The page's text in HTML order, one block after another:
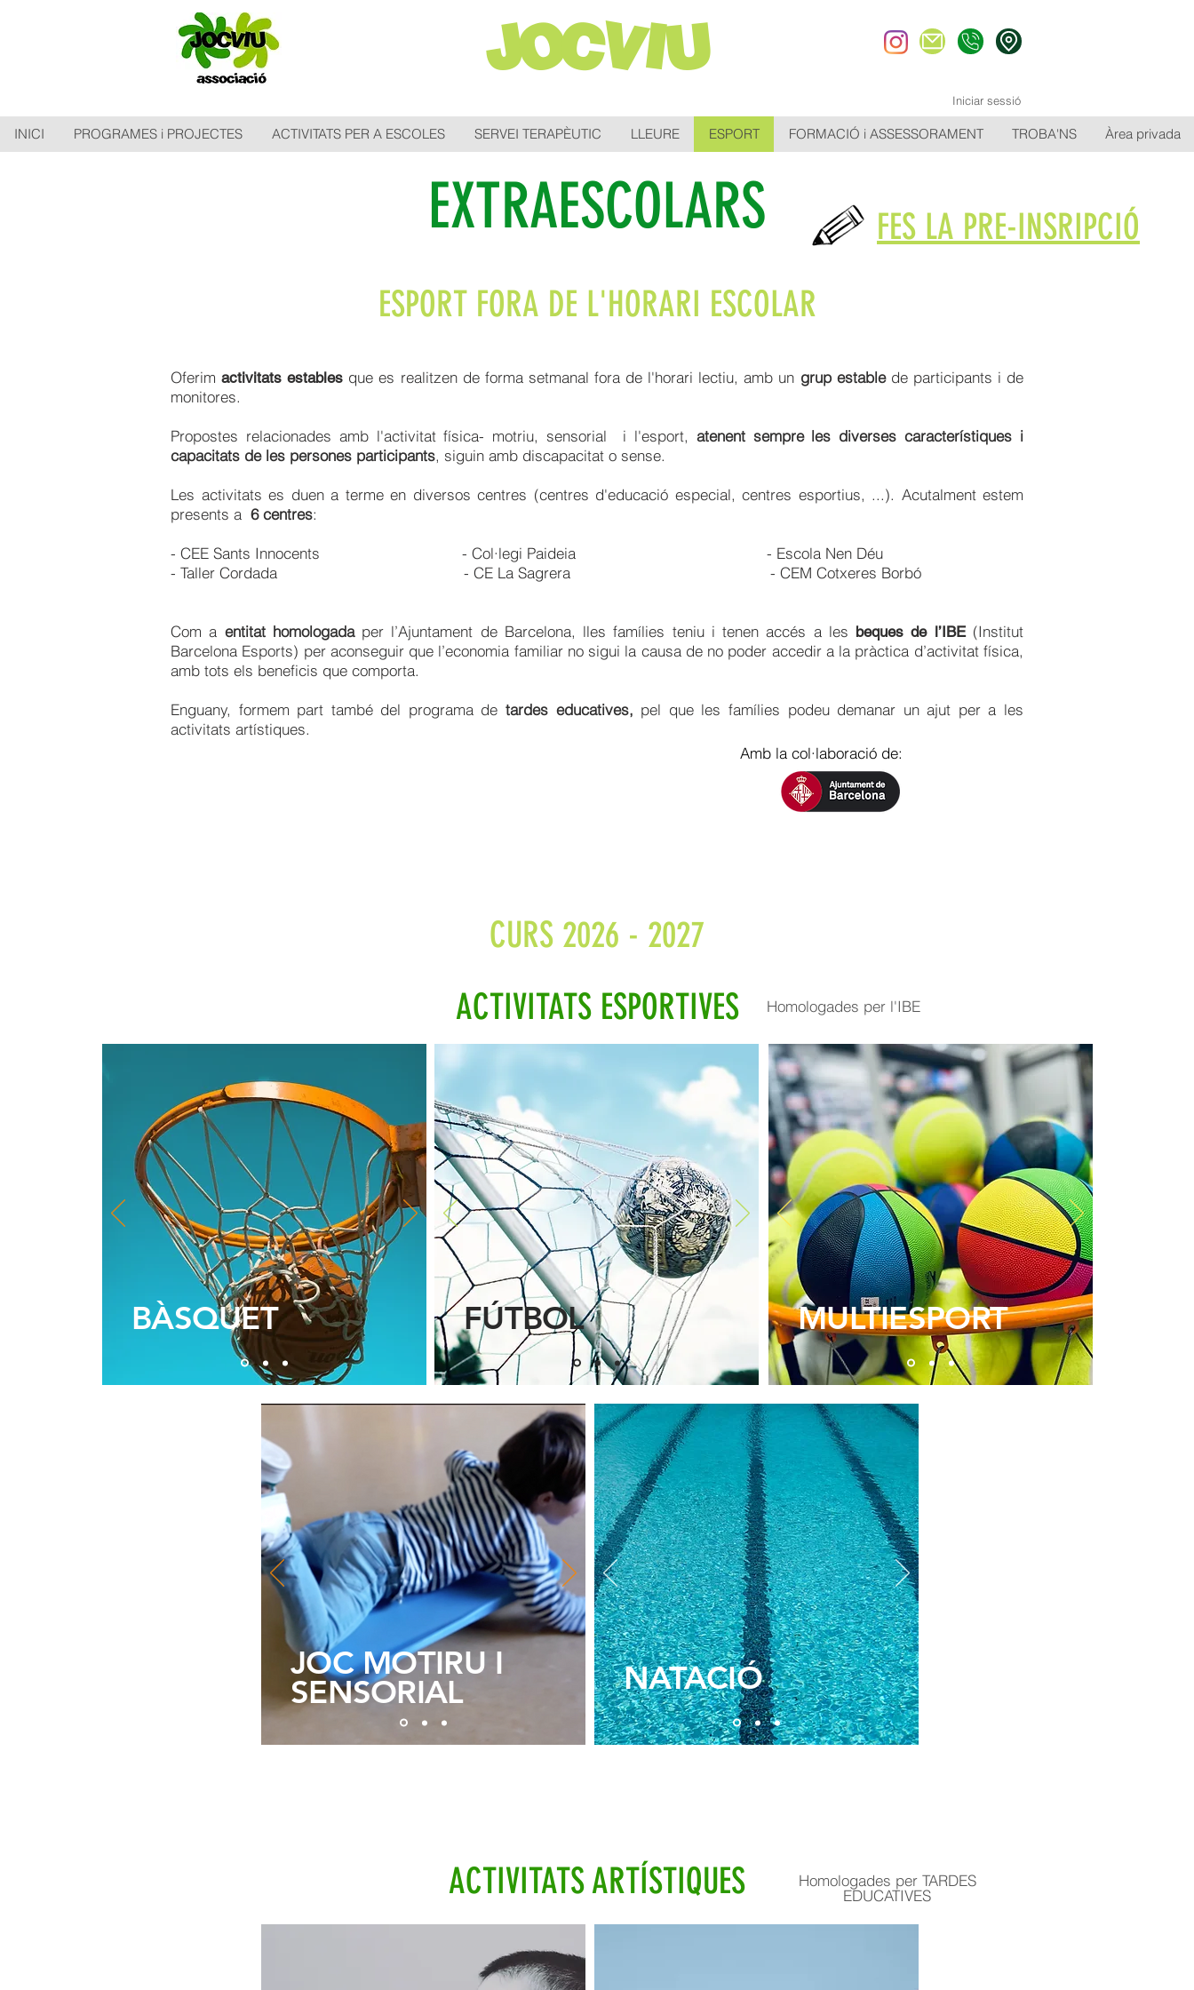
JOCVIU
Iniciar sessió
INICI PROGRAMES i PROJECTES ACTIVITATS PER A ESCOLES SERVEI TERAPÈUTIC LLEURE ESPORT FORMACIÓ i ASSESSORAMENT TROBA'NS Àrea privada
EXTRAESCOLARS
FES LA PRE-INSRIPCIÓ
ESPORT FORA DE L'HORARI ESCOLAR
Oferimactivitats estables que es realitzen de forma setmanal fora de l'horari lectiu, amb un grup establede participants i de
monitores.
Propostes relacionades amb l'activitat física- motriu, sensorial i l'esport, atenent sempre les diverses característiques i
capacitats de les persones participants, siguin amb discapacitat o sense.
Les activitats es duen a terme en diversos centres (centres d'educació especial, centres esportius, ...). Acutalment estem
presents a 6 centres:
- CEE Sants Innocents - Col·legi Paideia - Escola Nen Déu
- Taller Cordada - CE La Sagrera - CEM Cotxeres Borbó
Com a entitat homologadaper l’Ajuntament de Barcelona, lles famílies teniu i tenen accés a les beques de l’IBE(Institut
Barcelona Esports) per aconseguir que l’economia familiar no sigui la causa de no poder accedir a la pràctica d’activitat física,
amb tots els beneficis que comporta.
Enguany, formem part també del programa detardes educatives, pel que les famílies podeu demanar un ajut per a les
activitats artístiques.
Amb la col·laboració de:
CURS 2026 - 2027
ACTIVITATS ESPORTIVES
Homologades per l'IBE
BÀSQUET FÚTBOL MULTIESPORT
JOC MOTIRU I
SENSORIAL NATACIÓ
ACTIVITATS ARTÍSTIQUES
Homologades per TARDES
EDUCATIVES